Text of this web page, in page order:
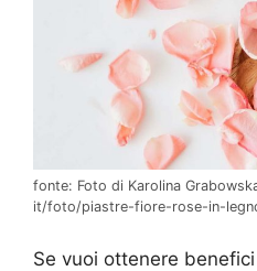
fonte: Foto di Karolina
it/foto/piastre-fiore-rose-in-
Se vuoi ottenere